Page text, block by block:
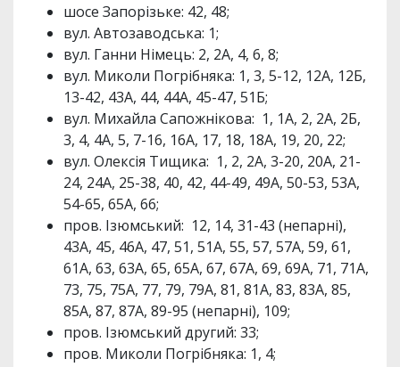
шосе Запорізьке: 42, 48;
вул. Автозаводська: 1;
вул. Ганни Німець: 2, 2А, 4, 6, 8;
вул. Миколи Погрібняка: 1, 3, 5-12, 12А, 12Б,
13-42, 43А, 44, 44А, 45-47, 51Б;
вул. Михайла Сапожнікова: 1, 1А, 2, 2А, 2Б,
3, 4, 4А, 5, 7-16, 16А, 17, 18, 18А, 19, 20, 22;
вул. Олексія Тищика: 1, 2, 2А, 3-20, 20А, 21-
24, 24А, 25-38, 40, 42, 44-49, 49А, 50-53, 53А,
54-65, 65А, 66;
пров. Ізюмський: 12, 14, 31-43 (непарні),
43А, 45, 46А, 47, 51, 51А, 55, 57, 57А, 59, 61,
61А, 63, 63А, 65, 65А, 67, 67А, 69, 69А, 71, 71А,
73, 75, 75А, 77, 79, 79А, 81, 81А, 83, 83А, 85,
85А, 87, 87А, 89-95 (непарні), 109;
пров. Ізюмський другий: 33;
пров. Миколи Погрібняка: 1, 4;